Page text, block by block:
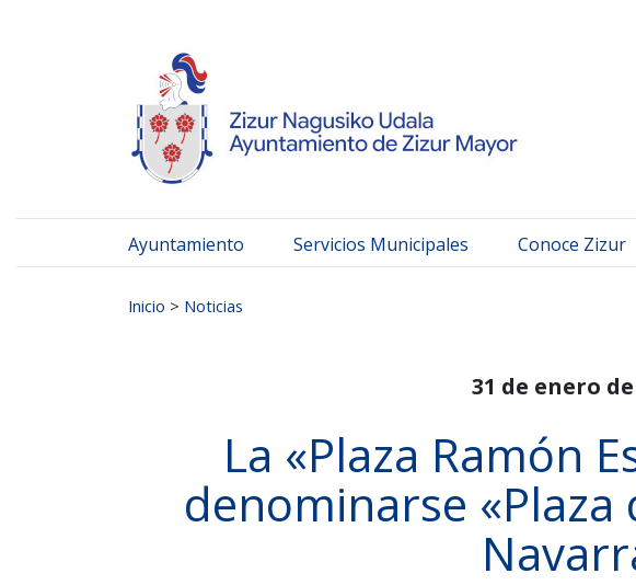
Ayuntamiento Servicios Municipales Conoce Zizur
Inicio > Noticias
31 de enero de
La «Plaza Ramón
denominarse «Plaza